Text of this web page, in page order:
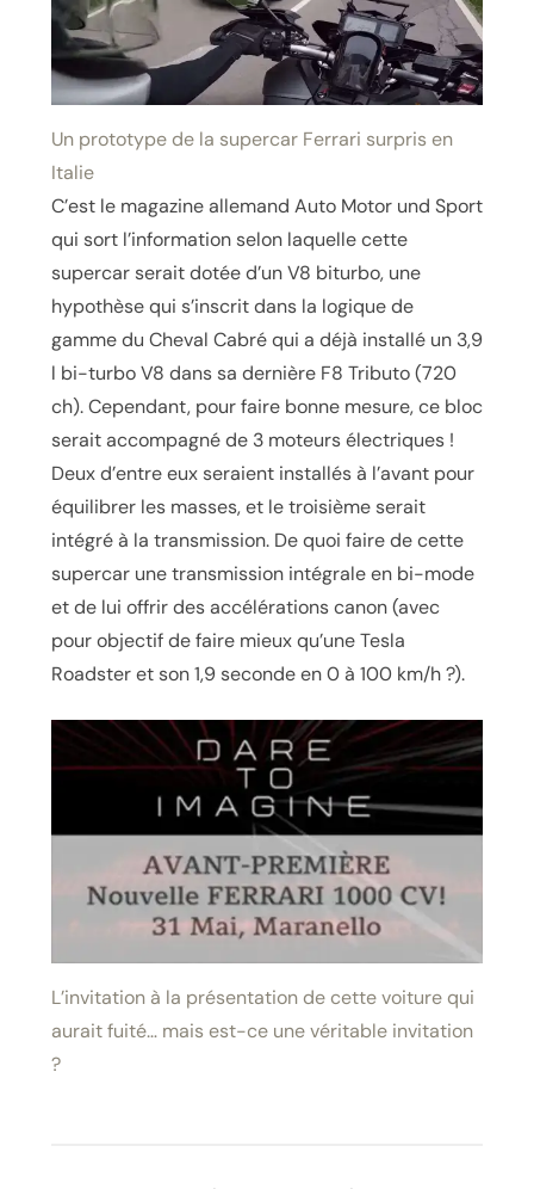
Un prototype de la supercar Ferrari surpris en
Italie
C’est le magazine allemand Auto Motor und Sport
qui sort l’information selon laquelle cette
supercar serait dotée d’un V8 biturbo, une
hypothèse qui s’inscrit dans la logique de
gamme du Cheval Cabré qui a déjà installé un 3,9
l bi-turbo V8 dans sa dernière F8 Tributo (720
ch). Cependant, pour faire bonne mesure, ce bloc
serait accompagné de 3 moteurs électriques !
Deux d’entre eux seraient installés à l’avant pour
équilibrer les masses, et le troisième serait
intégré à la transmission. De quoi faire de cette
supercar une transmission intégrale en bi-mode
et de lui offrir des accélérations canon (avec
pour objectif de faire mieux qu’une Tesla
Roadster et son 1,9 seconde en 0 à 100 km/h ?).
L’invitation à la présentation de cette voiture qui
aurait fuité… mais est-ce une véritable invitation
?